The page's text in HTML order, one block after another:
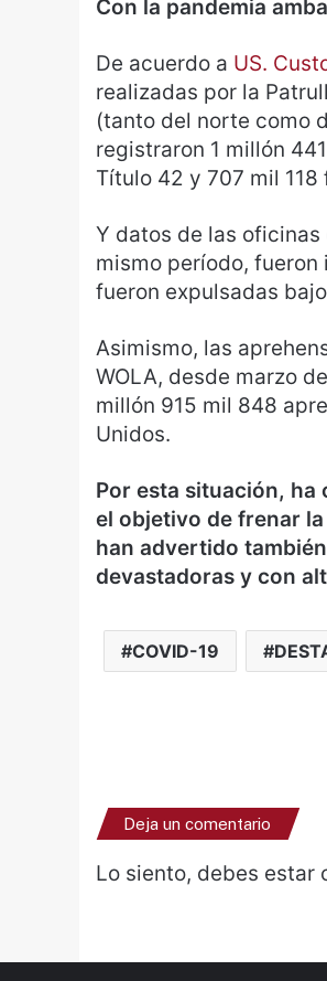
Con la pandemia
De acuerdo a US.
realizadas por la
(tanto del norte como
registraron 1 millón
Título 42 y 707 mil
Y datos de las oficinas
mismo período,
fueron expulsadas
Asimismo, las
WOLA, desde marzo
millón 915 mil 848
Unidos.
Por esta situación, ha
el objetivo de frenar
han advertido
devastadoras y con
COVID-19
Deja un comentario
Lo siento, debes estar